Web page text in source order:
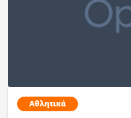
Αθλητικά